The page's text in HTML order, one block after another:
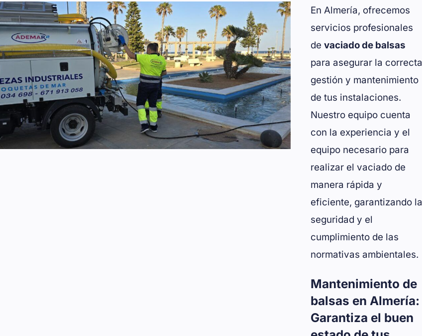
En Almería, ofrecemos
servicios profesionales
de vaciado de balsas
para asegurar la correcta
gestión y mantenimiento
de tus instalaciones.
Nuestro equipo cuenta
con la experiencia y el
equipo necesario para
realizar el vaciado de
manera rápida y
eficiente, garantizando la
seguridad y el
cumplimiento de las
normativas ambientales.
Mantenimiento de
balsas en Almería:
Garantiza el buen